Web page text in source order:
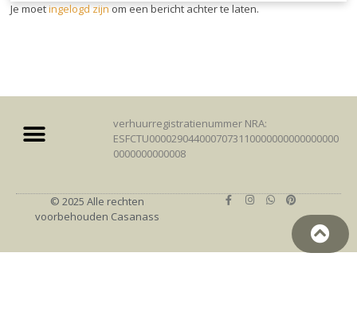
Je moetingelogd zijnom een bericht achter te laten.
verhuurregistratienummer NRA:
ESFCTU0000290440007073110000000000000000
0000000000008
© 2025 Alle rechten
voorbehouden Casanass